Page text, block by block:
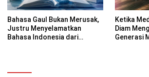
Bahasa Gaul Bukan Merusak,
Justru Menyelamatkan
Bahasa Indonesia dari
Ketika
Diam
Generasi